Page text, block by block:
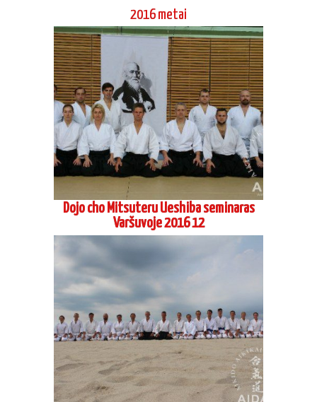
2016 metai
Dojo cho Mitsuteru Ueshiba seminaras
Varšuvoje 2016 12